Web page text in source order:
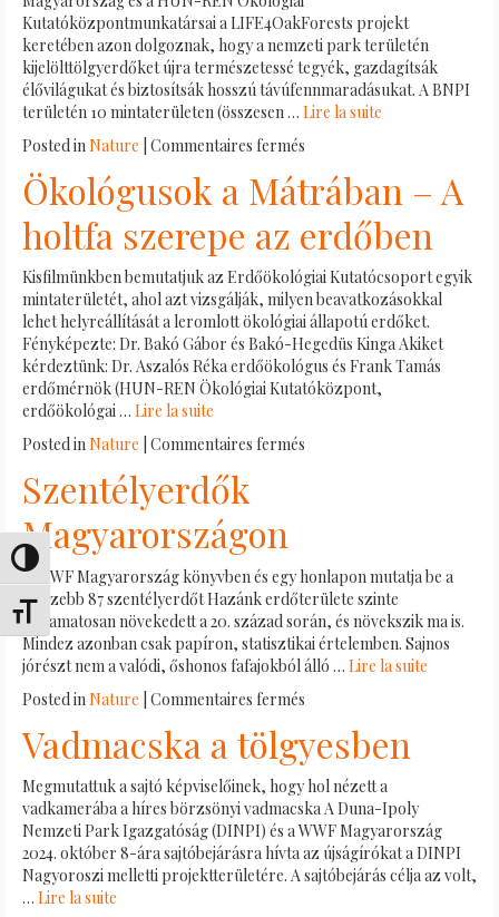
Passer en contraste élevé
Changer la taille de la police
Kutatóközpontmunkatársai a LIFE4OakForests projekt
keretében azon dolgoznak, hogy a nemzeti park területén
kijelölttölgyerdőket újra természetessé tegyék, gazdagítsák
élővilágukat és biztosítsák hosszú távúfennmaradásukat. A BNPI
területén 10 mintaterületen (összesen … Lire la suite
Posted inNature Commentaires fermés
TSZ-
erdő
újjászületése
fajban
gazdag
természetes
erdőként
Ökológusok a Mátrában – A
holtfa szerepe az erdőben
Kisfilmünkben bemutatjuk az Erdőökológiai Kutatócsoport egyik
mintaterületét, ahol azt vizsgálják, milyen beavatkozásokkal
lehet helyreállítását a leromlott ökológiai állapotú erdőket.
Fényképezte: Dr. Bakó Gábor és Bakó-Hegedüs Kinga Akiket
kérdeztünk: Dr. Aszalós Réka erdőökológus és Frank Tamás
erdőmérnök (HUN-REN Ökológiai Kutatóközpont,
erdőökológai … Lire la suite
Posted inNature Commentaires fermés
holtfa
szerepe
az
erdőben
Szentélyerdők
Magyarországon
A WWF Magyarország könyvben és egy honlapon mutatja be a
legszebb 87 szentélyerdőt Hazánk erdőterülete szinte
folyamatosan növekedett a 20. század során, és növekszik ma is.
Mindez azonban csak papíron, statisztikai értelemben. Sajnos
jórészt nem a valódi, őshonos fafajokból álló … Lire la suite
Posted in Nature Commentaires fermés
Magyarországon
Vadmacska a tölgyesben
Megmutattuk a sajtó képviselőinek, hogy hol nézett a
vadkamerába a híres börzsönyi vadmacska A Duna-Ipoly
Nemzeti Park Igazgatóság (DINPI) és a WWF Magyarország
2024. október 8-ára sajtóbejárásra hívta az újságírókat a DINPI
Nagyoroszi melletti projektterületére. A sajtóbejárás célja az volt,
… Lire la suite